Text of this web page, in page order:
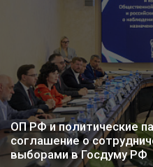
ОП РФ и политические
соглашение о
выборами в Госдуму РФ